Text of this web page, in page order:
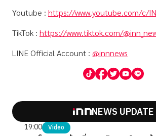
Youtube : https://www.youtube.com/c/
TikTok : https://www.tiktok.com/
LINE Official Account : @innnews
NEWS UPDATE
19:00 Video